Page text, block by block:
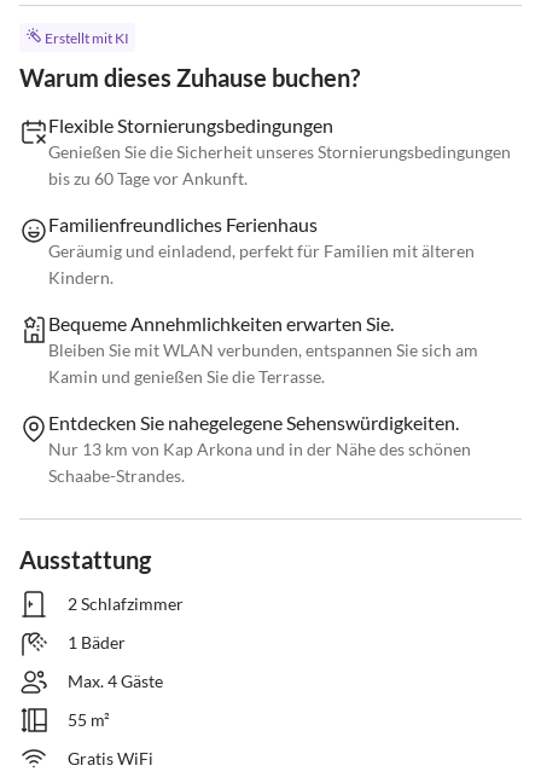
Erstellt mit KI
Warum dieses Zuhause buchen?
Flexible Stornierungsbedingungen
Genießen Sie die Sicherheit unseres Stornierungsbedingungen
bis zu 60 Tage vor Ankunft.
Familienfreundliches Ferienhaus
Geräumig und einladend, perfekt für Familien mit älteren
Kindern.
Bequeme Annehmlichkeiten erwarten Sie.
Bleiben Sie mit WLAN verbunden, entspannen Sie sich am
Kamin und genießen Sie die Terrasse.
Entdecken Sie nahegelegene Sehenswürdigkeiten.
Nur 13 km von Kap Arkona und in der Nähe des schönen
Schaabe-Strandes.
Ausstattung
2 Schlafzimmer
1 Bäder
Max. 4 Gäste
55 m²
Gratis WiFi